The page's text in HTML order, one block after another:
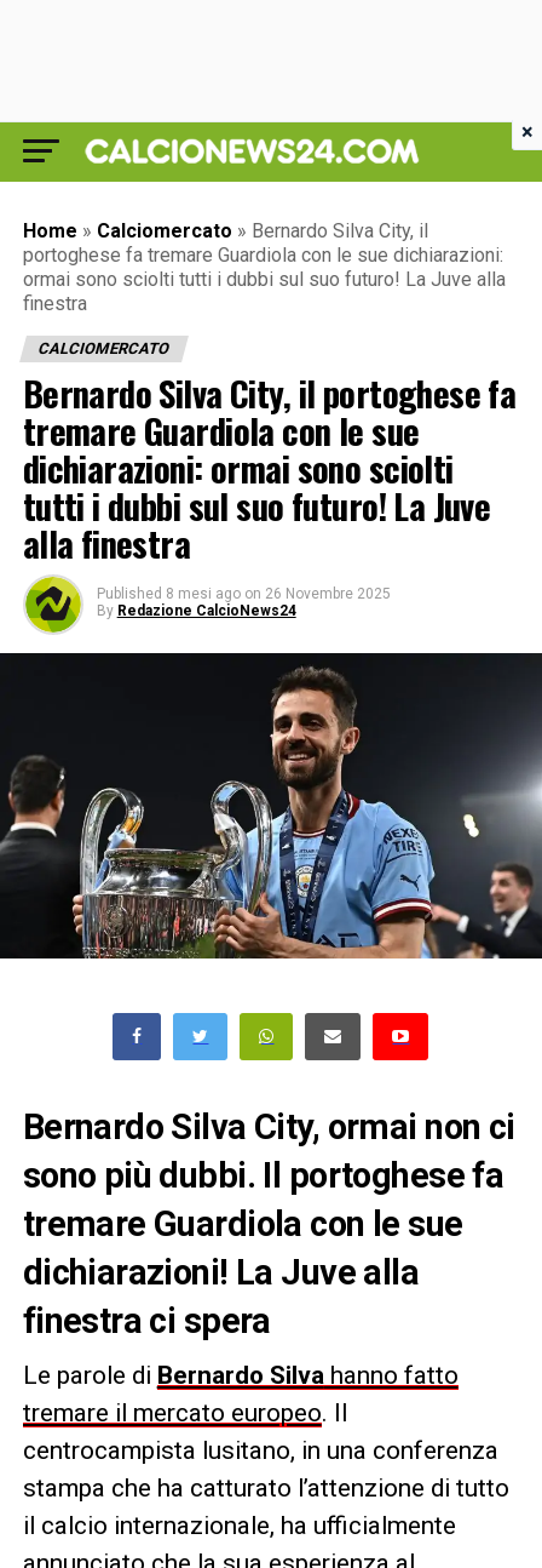
Home » Calciomercato » Bernardo Silva City, il
portoghese fa tremare Guardiola con le sue dichiarazioni:
ormai sono sciolti tutti i dubbi sul suo futuro! La Juve alla
finestra
CALCIOMERCATO
Bernardo Silva City, il portoghese fa
tremare Guardiola con le sue
dichiarazioni: ormai sono sciolti
tutti i dubbi sul suo futuro! La Juve
alla finestra
Published 8 mesi ago on 26 Novembre 2025
By Redazione CalcioNews24
Bernardo Silva City, ormai non ci
sono più dubbi. Il portoghese fa
tremare Guardiola con le sue
dichiarazioni! La Juve alla
finestra ci spera
Le parole di Bernardo Silva hanno fatto
tremare il mercato europeo. Il
centrocampista lusitano, in una conferenza
stampa che ha catturato l’attenzione di tutto
il calcio internazionale, ha ufficialmente
×